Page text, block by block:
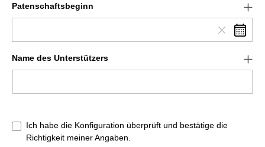
Patenschaftsbeginn
Name des Unterstützers
Ich habe die Konfiguration überprüft und bestätige die
Richtigkeit meiner Angaben.